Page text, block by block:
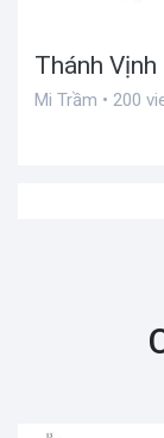
Thánh
Mi Trầm • 200